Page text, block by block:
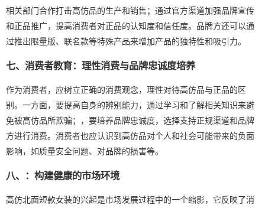
相关部门合作打击高仿品的生产和销售；通过官方渠道加强品牌宣传
和正品推广，提高消费者对正品的认知度和信任度。品牌方还可以通
过推出限量版、联名款等特殊产品来增加产品的独特性和吸引力。
七、消费者教育：理性消费与品牌忠诚度培养
作为消费者，应树立正确的消费观念，理性对待高仿品与正品的区
别。一方面，要提高自身的辨别能力，通过学习和了解相关知识来避
免被高仿品所欺骗；，要培养品牌忠诚度，选择支持正规渠道和品牌
方进行消费。消费者也应认识到高仿品对个人和社会可能带来的负面
影响，如质量安全问题、对品牌的损害等。
八、：构建健康的市场环境
高仿北面短款女装的兴起是市场发展过程中的一个缩影，它反映了消